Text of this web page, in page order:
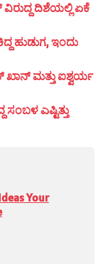
ದಿಶೆಯಲ್ಲಿ ಏಕೆ
ಹುಡುಗ, ಇಂದು
ಮತ್ತು ಐಶ್ವರ್ಯ
ಎಷ್ಟಿತ್ತು
Your